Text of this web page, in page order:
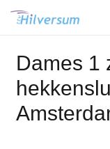
Dames 1